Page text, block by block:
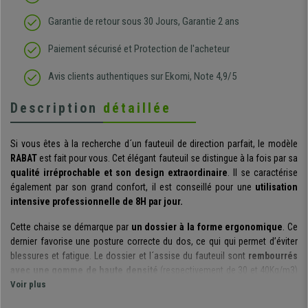
Garantie de retour sous 30 Jours, Garantie 2 ans
Paiement sécurisé et Protection de l'acheteur
Avis clients authentiques sur Ekomi, Note 4,9/5
Description détaillée
Si vous êtes à la recherche d´un fauteuil de direction parfait, le modèle
RABAT est fait pour vous. Cet élégant fauteuil se distingue à la fois par sa
qualité irréprochable et son design extraordinaire. Il se caractérise
également par son grand confort, il est conseillé pour une utilisation
intensive professionnelle de 8H par jour.
Cette chaise se démarque par un dossier à la forme ergonomique. Ce
dernier favorise une posture correcte du dos, ce qui qui permet d’éviter
blessures et fatigue. Le dossier et l´assise du fauteuil sont rembourrés
avec une gomme de haute densité (respectivement de 30 et 40Kg/m3)
qui garantit à la fois confort et grande durabilité.
Voir plus